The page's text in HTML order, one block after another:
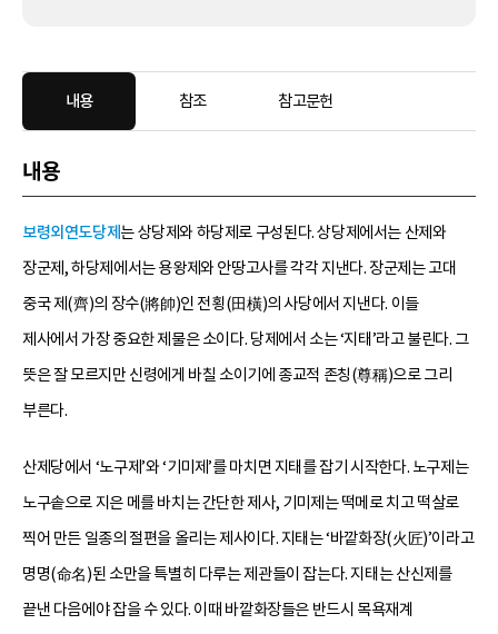
내용 참조 참고문헌
내용
보령외연도당제 는 상당제와 하당제로 구성된다. 상당제에서는 산제와
장군제, 하당제에서는 용왕제와 안땅고사를 각각 지낸다. 장군제는 고대
중국 제(齊)의 장수(將帥)인 전횡(田橫)의 사당에서 지낸다. 이들
제사에서 가장 중요한 제물은 소이다. 당제에서 소는 ‘지태’라고 불린다. 그
뜻은 잘 모르지만 신령에게 바칠 소이기에 종교적 존칭(尊稱)으로 그리
부른다.
산제당에서 ‘노구제’와 ‘기미제’를 마치면 지태를 잡기 시작한다. 노구제는
노구솥으로 지은 메를 바치는 간단한 제사, 기미제는 떡메로 치고 떡살로
찍어 만든 일종의 절편을 올리는 제사이다. 지태는 ‘바깥화장(火匠)’이라고
명명(命名)된 소만을 특별히 다루는 제관들이 잡는다. 지태는 산신제를
끝낸 다음에야 잡을 수 있다. 이때 바깥화장들은 반드시 목욕재계